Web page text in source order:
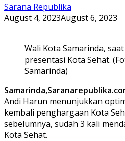
Sarana Republika
August 4, 2023August 6, 2023
Wali Kota Samarinda,
presentasi Kota Sehat.
Samarinda)
Andi Harun menunjukkan
kembali penghargaan Kota
sebelumnya, sudah 3 kali
Kota Sehat.